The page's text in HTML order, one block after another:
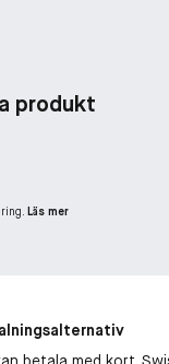
produkt
Läs mer